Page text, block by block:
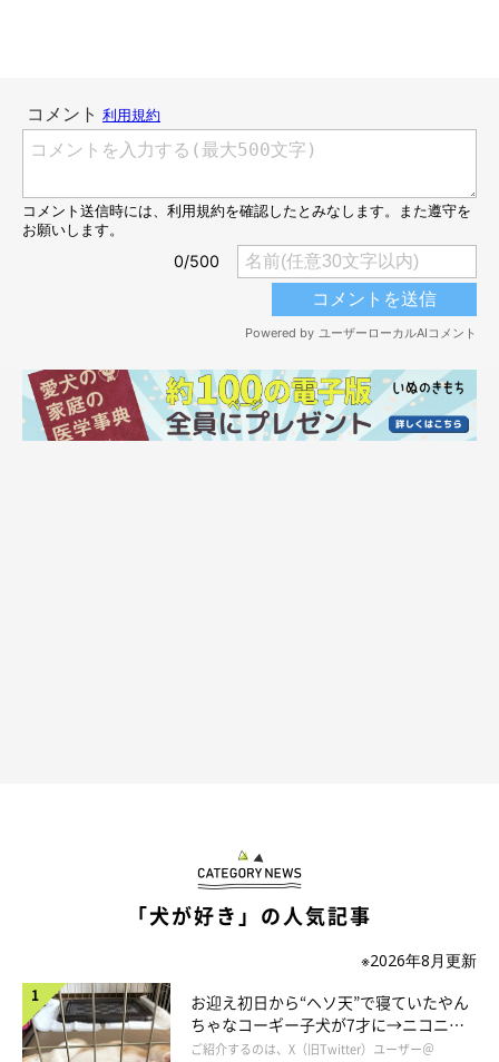
参照／Instagram（@golden_mosh
文／kate
「犬が好き」の人気記事
※2026年8月更新
お迎え初日から“ヘソ天”で寝ていたやん
ちゃなコーギー子犬が7才に→ニコニ
コ“コーギースマイル”が魅力のコに成
ご紹介するのは、X（旧Twitter）ユーザー＠